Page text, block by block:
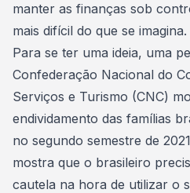
manter as finanças sob
mais difícil do que se imagina.
Para se ter uma ideia, uma
Confederação Nacional do
Serviços e Turismo (CNC)
endividamento das famílias
no segundo semestre de
mostra que o brasileiro
cautela na hora de utilizar o